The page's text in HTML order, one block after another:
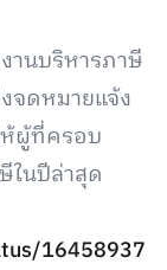
านบริหารภาษี
จดหมายแจ้ง
ห้ผู้ที่ครอบ
ในปีล่าสุด
16458937